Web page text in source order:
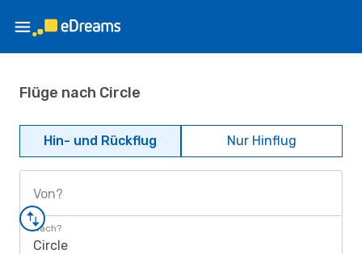
Flüge nach Circle
Hin- und Rückflug Nur Hinflug
Von?
Nach?
Circle